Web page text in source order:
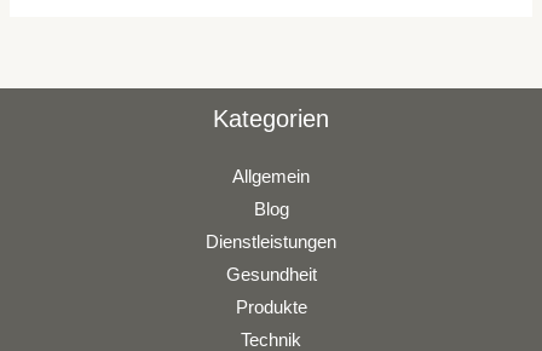
Kategorien
Allgemein
Blog
Dienstleistungen
Gesundheit
Produkte
Technik